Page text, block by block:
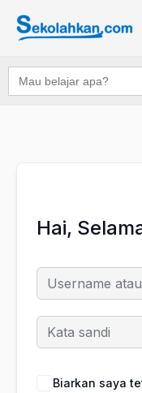
Search
for:
Hai,
Biarkan saya